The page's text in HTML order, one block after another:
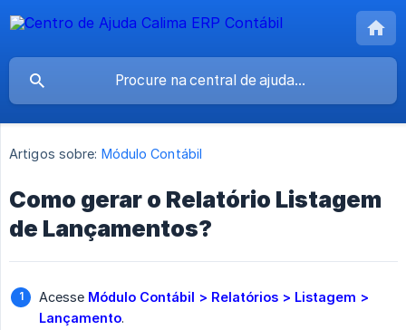
Artigos sobre: Módulo Contábil
Como gerar o Relatório Listagem
de Lançamentos?
Acesse Módulo Contábil > Relatórios > Listagem >
Lançamento.